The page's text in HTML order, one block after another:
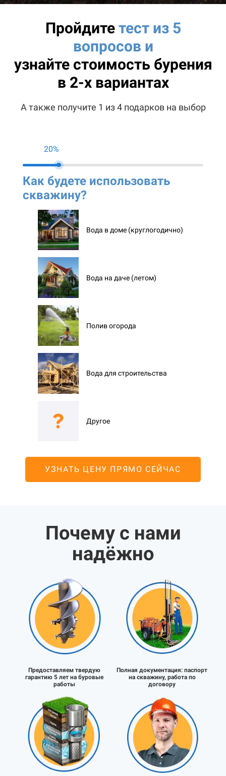
Пройдитетест из 5
вопросов и
узнайте стоимость бурения
в 2-х вариантах
А также получите 1 из 4 подарков на выбор
20%
Как будете использовать
скважину?
Вода в доме (круглогодично)
Вода на даче (летом)
Полив огорода
Вода для строительства
Другое
УЗНАТЬ ЦЕНУ ПРЯМО СЕЙЧАС
Почему с нами
надёжно
Предоставляем твердую
гарантию 5 лет на буровые
работы
Полная документация: паспорт
на скважину, работа по
договору